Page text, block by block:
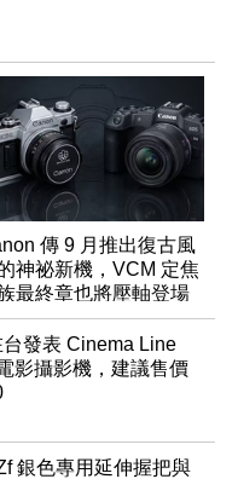
傳 9 月推出復古風
神祕新機，VCM 定焦
最終章也將壓軸登場
發表 Cinema Line
影攝影機，建議售價
銀色專用延伸握把與